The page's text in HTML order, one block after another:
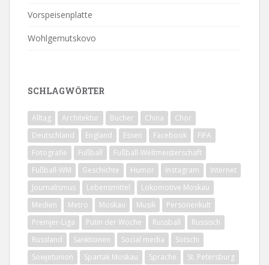
Vorspeisenplatte
Wohlgemutskovo
SCHLAGWÖRTER
Alltag Architektur Bücher China
Chor
Deutschland
England Essen Facebook
FIFA
Fotografie
Fußball
Fußball-Weltmeisterschaft
Fußball-WM
Geschichte Humor Instagram
Internet
Journalismus
Lebensmittel
Lokomotive Moskau
Medien
Metro Moskau Musik
Personenkult
Premjer-Liga
Putin der Woche Russball
Russisch
Russland
Sanktionen Social media
Sotschi
Sowjetunion
Spartak Moskau Sprache
St. Petersburg